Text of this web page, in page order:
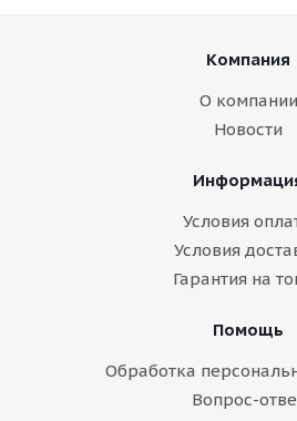
Компания
О компании
Новости
Условия
Условия
Гарантия на
Помощь
Обработка
Вопрос-